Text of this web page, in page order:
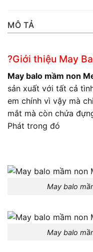
MÔ TẢ
?Giới thiệu May
May balo mầm non
sản xuất với tất cả
em chính vì vậy mà
mắt mà còn chứa
Phát trong đó
May balo
May balo